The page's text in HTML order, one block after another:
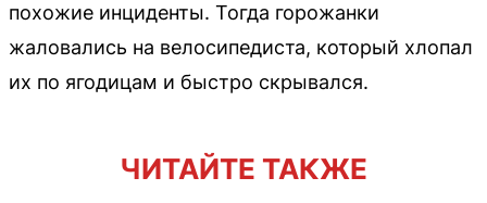
похожие инциденты. Тогда горожанки
жаловались на велосипедиста, который хлопал
их по ягодицам и быстро скрывался.
ЧИТАЙТЕ ТАКЖЕ